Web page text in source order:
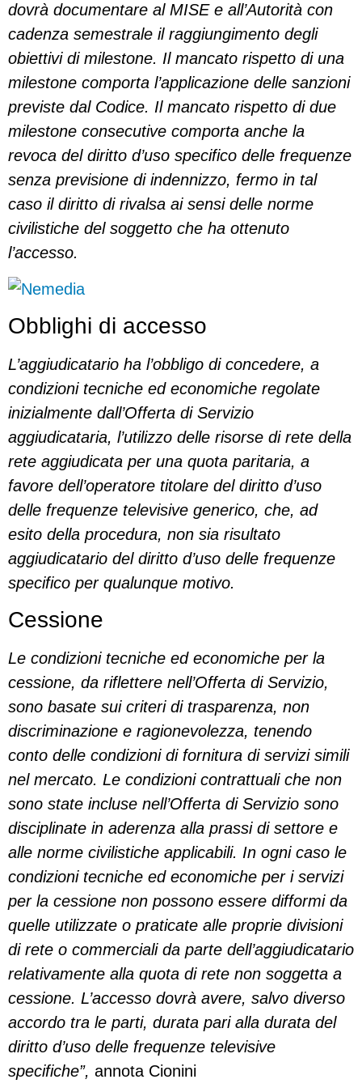
dovrà documentare al MISE e all’Autorità con
cadenza semestrale il raggiungimento degli
obiettivi di milestone. Il mancato rispetto di una
milestone comporta l’applicazione delle sanzioni
previste dal Codice. Il mancato rispetto di due
milestone consecutive comporta anche la
revoca del diritto d’uso specifico delle frequenze
senza previsione di indennizzo, fermo in tal
caso il diritto di rivalsa ai sensi delle norme
civilistiche del soggetto che ha ottenuto
l’accesso.
Obblighi di accesso
L’aggiudicatario ha l’obbligo di concedere, a
condizioni tecniche ed economiche regolate
inizialmente dall’Offerta di Servizio
aggiudicataria, l’utilizzo delle risorse di rete della
rete aggiudicata per una quota paritaria, a
favore dell’operatore titolare del diritto d’uso
delle frequenze televisive generico, che, ad
esito della procedura, non sia risultato
aggiudicatario del diritto d’uso delle frequenze
specifico per qualunque motivo.
Cessione
Le condizioni tecniche ed economiche per la
cessione, da riflettere nell’Offerta di Servizio,
sono basate sui criteri di trasparenza, non
discriminazione e ragionevolezza, tenendo
conto delle condizioni di fornitura di servizi simili
nel mercato. Le condizioni contrattuali che non
sono state incluse nell’Offerta di Servizio sono
disciplinate in aderenza alla prassi di settore e
alle norme civilistiche applicabili. In ogni caso le
condizioni tecniche ed economiche per i servizi
per la cessione non possono essere difformi da
quelle utilizzate o praticate alle proprie divisioni
di rete o commerciali da parte dell’aggiudicatario
relativamente alla quota di rete non soggetta a
cessione. L’accesso dovrà avere, salvo diverso
accordo tra le parti, durata pari alla durata del
diritto d’uso delle frequenze televisive
specifiche”, annota Cionini